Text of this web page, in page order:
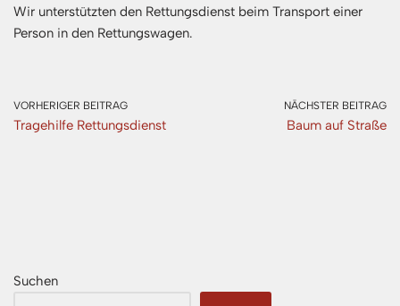
Wir unterstützten den Rettungsdienst beim Transport einer
Person in den Rettungswagen.
VORHERIGER BEITRAG
Tragehilfe Rettungsdienst
NÄCHSTER BEITRAG
Baum auf Straße
Suchen